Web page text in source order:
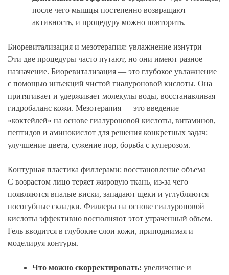
после чего мышцы постепенно возвращают
активность, и процедуру можно повторить.
Биоревитализация и мезотерапия: увлажнение изнутри
Эти две процедуры часто путают, но они имеют разное
назначение. Биоревитализация — это глубокое увлажнение
с помощью инъекций чистой гиалуроновой кислоты. Она
притягивает и удерживает молекулы воды, восстанавливая
гидробаланс кожи. Мезотерапия — это введение
«коктейлей» на основе гиалуроновой кислоты, витаминов,
пептидов и аминокислот для решения конкретных задач:
улучшение цвета, сужение пор, борьба с куперозом.
Контурная пластика филлерами: восстановление объема
С возрастом лицо теряет жировую ткань, из-за чего
появляются впалые виски, западают щеки и углубляются
носогубные складки. Филлеры на основе гиалуроновой
кислоты эффективно восполняют этот утраченный объем.
Гель вводится в глубокие слои кожи, приподнимая и
моделируя контуры.
Что можно скорректировать: увеличение и